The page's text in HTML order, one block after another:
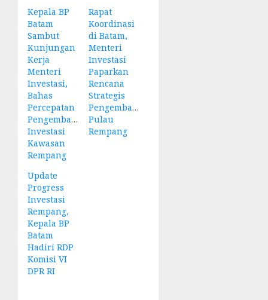
Kepala BP
Batam
Sambut
Kunjungan
Kerja
Menteri
Investasi,
Bahas
Percepatan
Pengembangan
Investasi
Kawasan
Rempang
Rapat
Koordinasi
di Batam,
Menteri
Investasi
Paparkan
Rencana
Strategis
Pengembangan
Pulau
Rempang
Update
Progress
Investasi
Rempang,
Kepala BP
Batam
Hadiri RDP
Komisi VI
DPR RI